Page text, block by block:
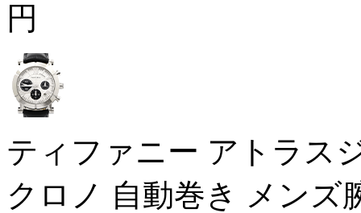
円
ティファニー アトラス
クロノ 自動巻き メンズ